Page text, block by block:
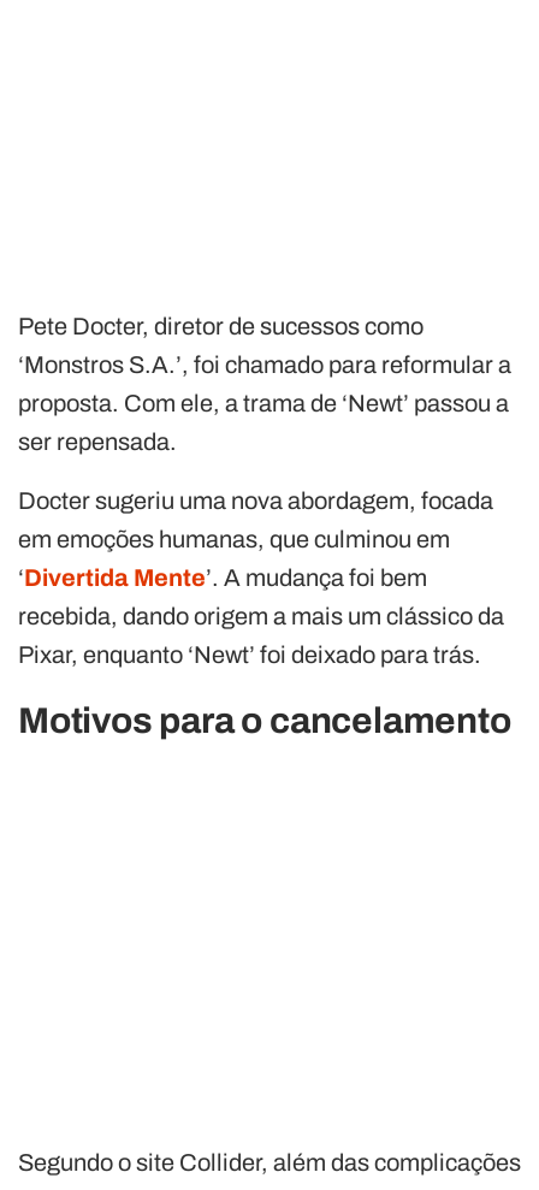
Pete Docter, diretor de sucessos como
‘Monstros S.A.’, foi chamado para reformular a
proposta. Com ele, a trama de ‘Newt’ passou a
ser repensada.
Docter sugeriu uma nova abordagem, focada
em emoções humanas, que culminou em
‘Divertida Mente’. A mudança foi bem
recebida, dando origem a mais um clássico da
Pixar, enquanto ‘Newt’ foi deixado para trás.
Motivos para o cancelamento
Segundo o site Collider, além das complicações